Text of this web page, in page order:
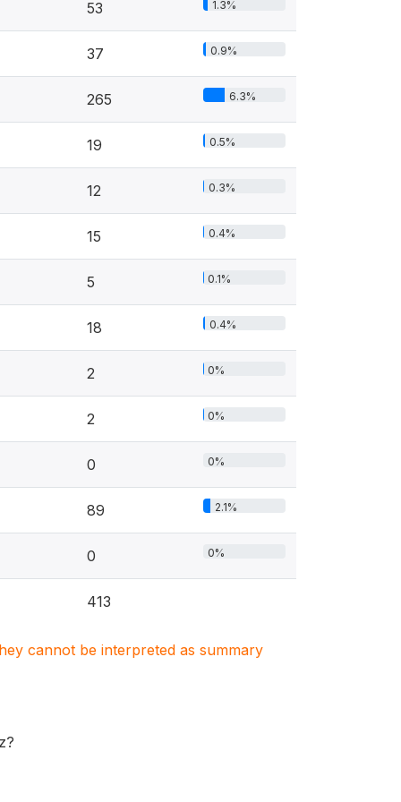
53 1.3%
37 0.9%
265 6.3%
19 0.5%
12 0.3%
15 0.4%
5 0.1%
18 0.4%
2 0%
2 0%
0 0%
89 2.1%
0 0%
413
cannot be interpreted as summary